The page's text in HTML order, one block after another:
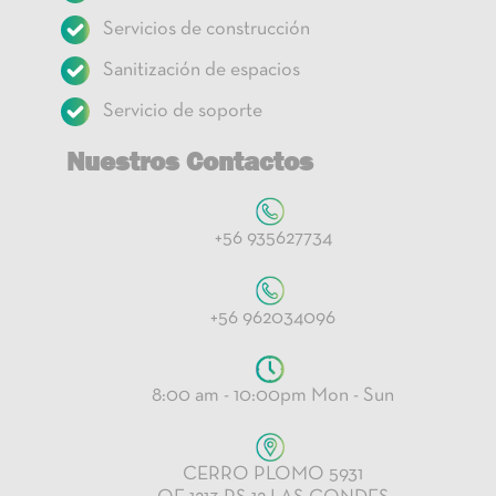
Servicios de construcción
Sanitización de espacios
Servicio de soporte
Nuestros Contactos
+56 935627734
+56 962034096
8:00 am - 10:00pm Mon - Sun
CERRO PLOMO 5931